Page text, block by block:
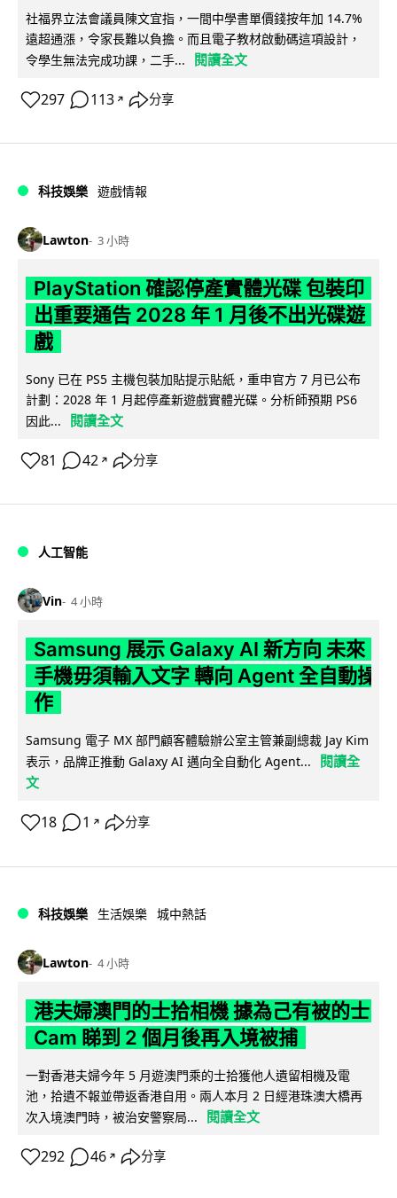
社福界立法會議員陳文宜指，一間中學書單價錢按年加 14.7%
遠超通漲，令家長難以負擔。而且電子教材啟動碼這項設計，
令學生無法完成功課，二手...
閱讀全文
297 113 ↗ 分享
科技娛樂 遊戲情報
Lawton 3 小時
PlayStation 確認停產實體光碟 包裝印
出重要通告 2028 年 1 月後不出光碟遊
戲
Sony 已在 PS5 主機包裝加貼提示貼紙，重申官方 7 月已公布
計劃：2028 年 1 月起停產新遊戲實體光碟。分析師預期 PS6
因此...
閱讀全文
81 42 ↗ 分享
人工智能
Vin 4 小時
Samsung 展示 Galaxy AI 新方向 未來
手機毋須輸入文字 轉向 Agent 全自動操
作
Samsung 電子 MX 部門顧客體驗辦公室主管兼副總裁 Jay Kim
表示，品牌正推動 Galaxy AI 邁向全自動化 Agent...
閱讀全
文
18 1 ↗ 分享
科技娛樂 生活娛樂 城中熱話
Lawton 4 小時
港夫婦澳門的士拾相機 據為己有被的士
Cam 睇到 2 個月後再入境被捕
一對香港夫婦今年 5 月遊澳門乘的士拾獲他人遺留相機及電
池，拾遺不報並帶返香港自用。兩人本月 2 日經港珠澳大橋再
次入境澳門時，被治安警察局...
閱讀全文
292 46 ↗ 分享